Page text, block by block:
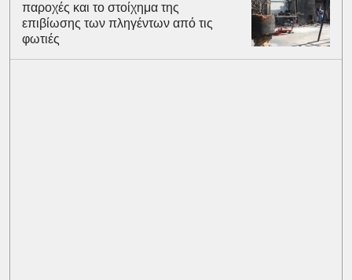
παροχές και το στοίχημα της
επιβίωσης των πληγέντων από τις
φωτιές